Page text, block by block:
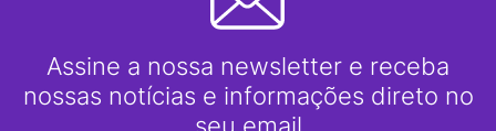
Assine a nossa newsletter e receba
nossas notícias e informações direto no